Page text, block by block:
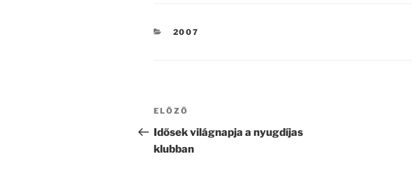
KATEGÓRIÁK
2007
Bejegyzés
navigáció
Korábbi
bejegyzés
ELŐZŐ
Idősek világnapja a nyugdíjas
klubban